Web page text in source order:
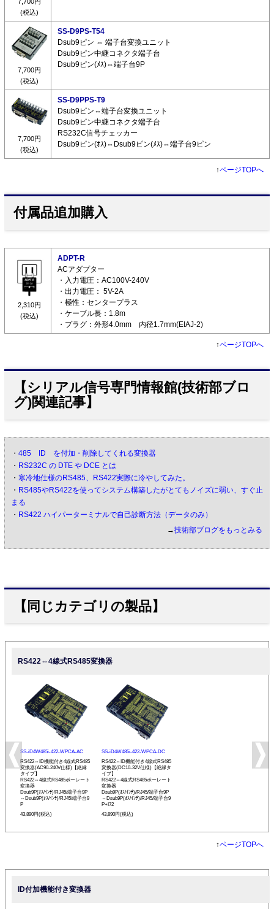
(税込)
7,700円
(税込)
SS-D9PS-T54
Dsub9ピン ⇔ 端子台変換ユニット
Dsub9ピン中継コネクタ端子台
Dsub9ピン(ﾒｽ)⇔端子台9P
7,700円
(税込)
SS-D9PPS-T9
Dsub9ピン⇔端子台変換ユニット
Dsub9ピン中継コネクタ端子台
RS232C信号チェッカー
Dsub9ピン(ｵｽ)⇔Dsub9ピン(ﾒｽ)⇔端子台9ピン
↑ページTOPへ
付属品追加購入
2,310円
(税込)
ADPT-R
ACアダプター
・入力電圧：AC100V-240V
・出力電圧： 5V-2A
・極性：センタープラス
・ケーブル長：1.8m
・プラグ：外形4.0mm 内径1.7mm(EIAJ-2)
↑ページTOPへ
【シリアル信号専門情報館(技術部ブロ
グ)関連記事】
・ 485 ID を付加・削除してくれる変換器
・ RS232C の DTE や DCE とは
・ 寒冷地仕様のRS485、RS422実際に冷やしてみた。
・ RS485やRS422を使ってシステム構築したがとてもノイズに弱い、すぐ止
まる
・ RS422 ハイパーターミナルで自己診断方法（データのみ）
→技術部ブログをもっとみる
【同じカテゴリの製品】
RS422⇔4線式RS485変換器
SS-iD4W485i-422-WPCA-AC
RS422⇔ID機能付き4線式RS485
変換器(AC90-240V仕様)【絶縁
タイプ】
RS422⇔4線式RS485ボーレート
変換器
Dsub9P(ｵｽ/ｲﾝﾁ)/RJ45/端子台9P
⇔Dsub9P(ｵｽ/ｲﾝﾁ)/RJ45/端子台9
P
43,890円(税込)
SS-iD4W485i-422-WPCA-DC
RS422⇔ID機能付き4線式RS485
変換器(DC10-32V仕様)【絶縁タ
イプ】
RS422⇔4線式RS485ボーレート
変換器
Dsub9P(ｵｽ/ｲﾝﾁ)/RJ45/端子台9P
⇔Dsub9P(ｵｽ/ｲﾝﾁ)/RJ45/端子台9
P+I72
43,890円(税込)
↑ページTOPへ
ID付加機能付き変換器